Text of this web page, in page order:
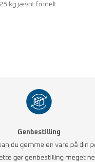
kg jævnt fordelt
Genbestilling
du gemme en vare på din
gør genbestilling meget